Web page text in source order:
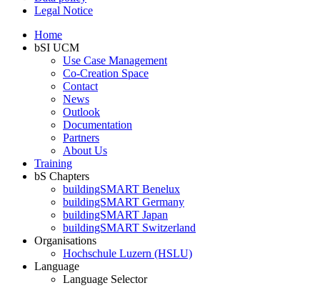
Legal Notice
Home
bSI UCM
Use Case Management
Co-Creation Space
Contact
News
Outlook
Documentation
Partners
About Us
Training
bS Chapters
buildingSMART Benelux
buildingSMART Germany
buildingSMART Japan
buildingSMART Switzerland
Organisations
Hochschule Luzern (HSLU)
Language
Language Selector